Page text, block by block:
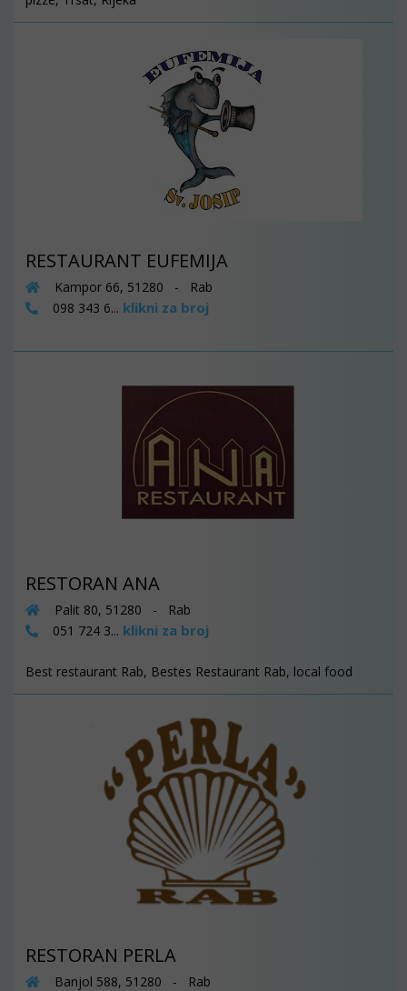
RESTAURANT EUFEMIJA
Kampor 66, 51280 - Rab
098 343 6... klikni za broj
RESTORAN ANA
Palit 80, 51280 - Rab
051 724 3... klikni za broj
Best restaurant Rab, Bestes Restaurant Rab, local food
RESTORAN PERLA
Banjol 588, 51280 - Rab